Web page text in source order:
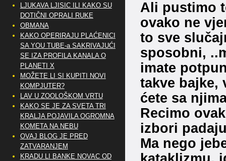
Ali pustimo
ovako ne
to sve
sposobni,
imate
takve bajke,
ćete sa
Recimo
izbori
Ma nego
LJUKAVA LJISIC ILI KAKO SU
DOTIČNI OPRALI RUKE
OBMANA
KAKO OPERIRAJU PLAĆENICI
SA YOU TUBE-a SAKRIVAJUĆI
SE IZA PROFILA KANALA O
PLANETI X
MOŽETE LI SI KUPITI NOVI
KOMPJUTER?
LAV U ZOOLOŠKOM VRTU
KAKO SE JE ZA SVETA TRI
KRALJA POJAVILA OGROMNA
KOMETA NA NEBU
OVAJ BLOG JE PRED
ZATVARANJEM
KRADU LI BANKE NOVAC OD